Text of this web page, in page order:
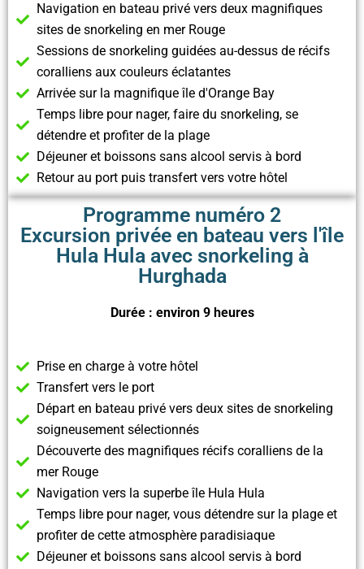
Navigation en bateau privé vers deux magnifiques
sites de snorkeling en mer Rouge
Sessions de snorkeling guidées au-dessus de récifs
coralliens aux couleurs éclatantes
Arrivée sur la magnifique île d'Orange Bay
Temps libre pour nager, faire du snorkeling, se
détendre et profiter de la plage
Déjeuner et boissons sans alcool servis à bord
Retour au port puis transfert vers votre hôtel
Programme numéro 2
Excursion privée en bateau vers l'île
Hula Hula avec snorkeling à
Hurghada
Durée : environ 9 heures
Prise en charge à votre hôtel
Transfert vers le port
Départ en bateau privé vers deux sites de snorkeling
soigneusement sélectionnés
Découverte des magnifiques récifs coralliens de la
mer Rouge
Navigation vers la superbe île Hula Hula
Temps libre pour nager, vous détendre sur la plage et
profiter de cette atmosphère paradisiaque
Déjeuner et boissons sans alcool servis à bord